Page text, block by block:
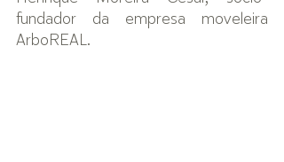
fundador da empresa moveleira
ArboREAL.